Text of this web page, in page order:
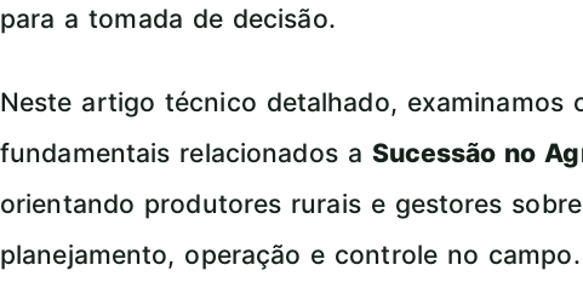
para a tomada de decisão.
Neste artigo técnico detalhado, examinamos
fundamentais relacionados a Sucessão no
orientando produtores rurais e gestores
planejamento, operação e controle no campo.